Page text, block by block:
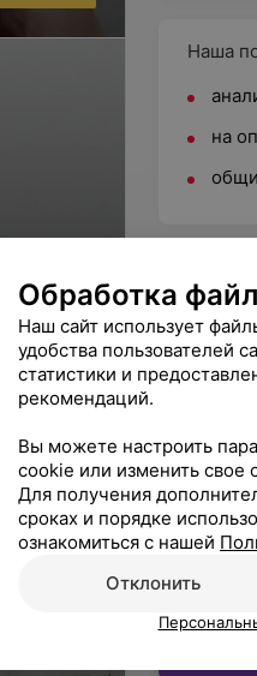
Наша
на
Центр
Вы
Обработка
Наш сайт использует
удобства пользователей
статистики и
рекомендаций.
Вы можете настроить
cookie или изменить свое
Для получения
сроках и порядке
ознакомиться с нашей
Отклонить